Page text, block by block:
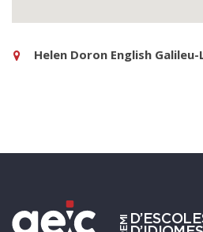
Helen Doron English